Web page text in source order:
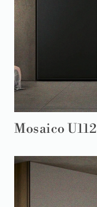
Mosaico U112